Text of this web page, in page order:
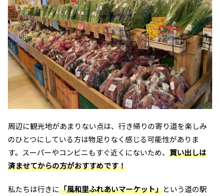
周辺に観光地があまりない点は、行き帰りの寄り道を楽しみ
のひとつにしている方は物足りなく感じる可能性がありま
す。スーパーやコンビニもすぐ近くにないため、 買い出しは
済ませてからの方がおすすめです！
私たちは行きに「風和里ふれあいマーケット」という道の駅